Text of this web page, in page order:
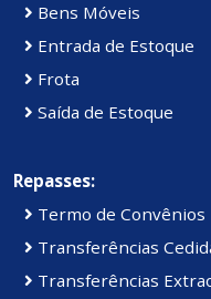
Bens Móveis
Entrada de Estoque
Frota
Saída de Estoque
Repasses:
Termo de Convênios
Transferências
Transferências